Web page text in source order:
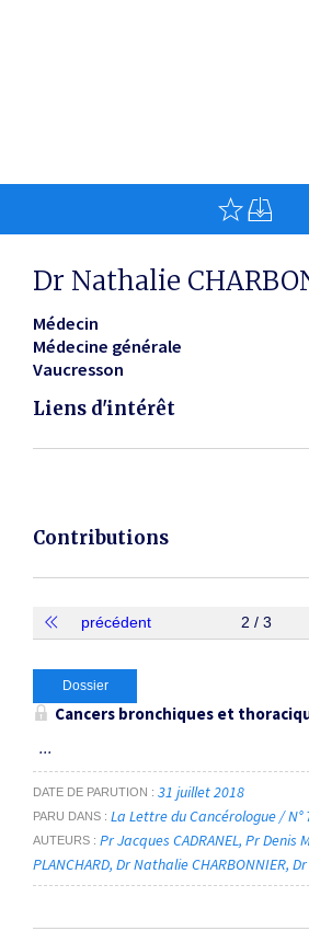
Dr Nathalie
Médecin
Médecine générale
Vaucresson
Liens d'intérêt
Contributions
précédent 2 / 3
Dossier
Cancers bronchiques et
...
DATE DE PARUTION 31 juillet 2018
PARU DANS La Lettre du Cancérologue / N°
AUTEURS Pr Jacques CADRANEL Pr Denis
PLANCHARD Dr Nathalie CHARBONNIER